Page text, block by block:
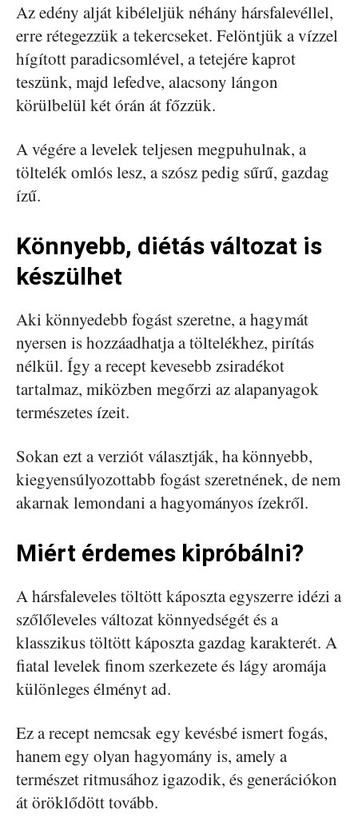
Az edény alját kibéleljük néhány hársfalevéllel,
erre rétegezzük a tekercseket. Felöntjük a vízzel
hígított paradicsomlével, a tetejére kaprot
teszünk, majd lefedve, alacsony lángon
körülbelül két órán át főzzük.
A végére a levelek teljesen megpuhulnak, a
töltelék omlós lesz, a szósz pedig sűrű, gazdag
ízű.
Könnyebb, diétás változat is
készülhet
Aki könnyedebb fogást szeretne, a hagymát
nyersen is hozzáadhatja a töltelékhez, pirítás
nélkül. Így a recept kevesebb zsiradékot
tartalmaz, miközben megőrzi az alapanyagok
természetes ízeit.
Sokan ezt a verziót választják, ha könnyebb,
kiegyensúlyozottabb fogást szeretnének, de nem
akarnak lemondani a hagyományos ízekről.
Miért érdemes kipróbálni?
A hársfaleveles töltött káposzta egyszerre idézi a
szőlőleveles változat könnyedségét és a
klasszikus töltött káposzta gazdag karakterét. A
fiatal levelek finom szerkezete és lágy aromája
különleges élményt ad.
Ez a recept nemcsak egy kevésbé ismert fogás,
hanem egy olyan hagyomány is, amely a
természet ritmusához igazodik, és generációkon
át öröklődött tovább.